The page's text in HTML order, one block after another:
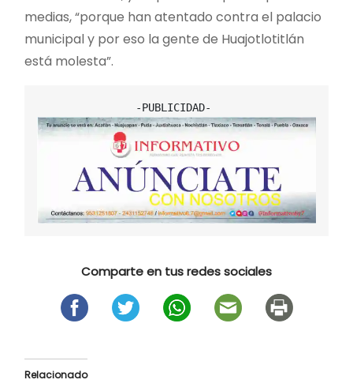
medias, “porque han atentado contra el palacio
municipal y por eso la gente de Huajotlotitlán
está molesta”.
Comparte en tus redes sociales
Relacionado